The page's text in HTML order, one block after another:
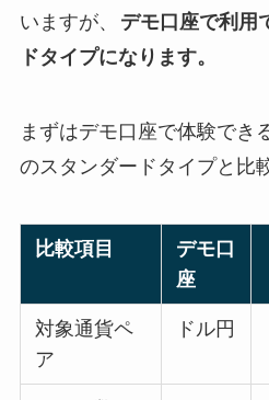
いますが、
デモ口座で利用
ドタイプになります。
まずはデモ口座で体験でき
のスタンダードタイプと比
比較項目
デモ口
座
対象通貨ペ
ア
ドル円